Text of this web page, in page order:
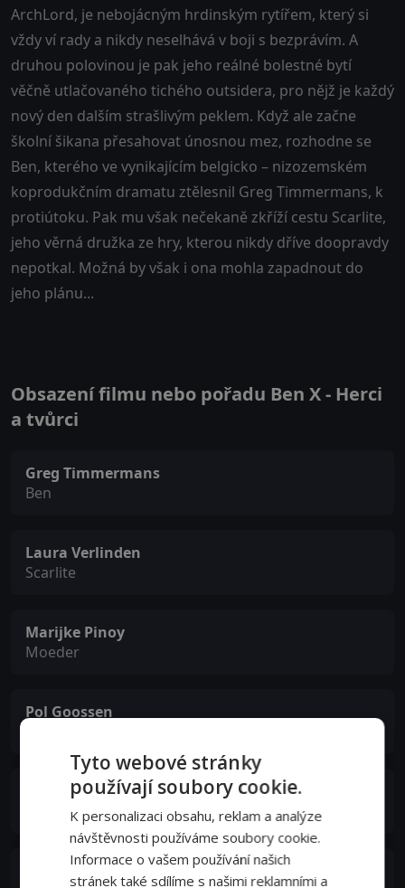
ArchLord, je nebojácným hrdinským rytířem, který si
vždy ví rady a nikdy neselhává v boji s bezprávím. A
druhou polovinou je pak jeho reálné bolestné bytí
věčně utlačovaného tichého outsidera, pro nějž je každý
nový den dalším strašlivým peklem. Když ale začne
školní šikana přesahovat únosnou mez, rozhodne se
Ben, kterého ve vynikajícím belgicko – nizozemském
koprodukčním dramatu ztělesnil Greg Timmermans, k
protiútoku. Pak mu však nečekaně zkříží cestu Scarlite,
jeho věrná družka ze hry, kterou nikdy dříve doopravdy
nepotkal. Možná by však i ona mohla zapadnout do
jeho plánu...
Obsazení filmu nebo pořadu Ben X - Herci
a tvůrci
Greg Timmermans
Ben
Laura Verlinden
Scarlite
Marijke Pinoy
Moeder
Pol Goossen
Titus De Voogdt
Bogaert
Maarten Claeyssens
Tyto webové stránky
používají soubory cookie.
K personalizaci obsahu, reklam a analýze
návštěvnosti používáme soubory cookie.
Informace o vašem používání našich
stránek také sdílíme s našimi reklamními a